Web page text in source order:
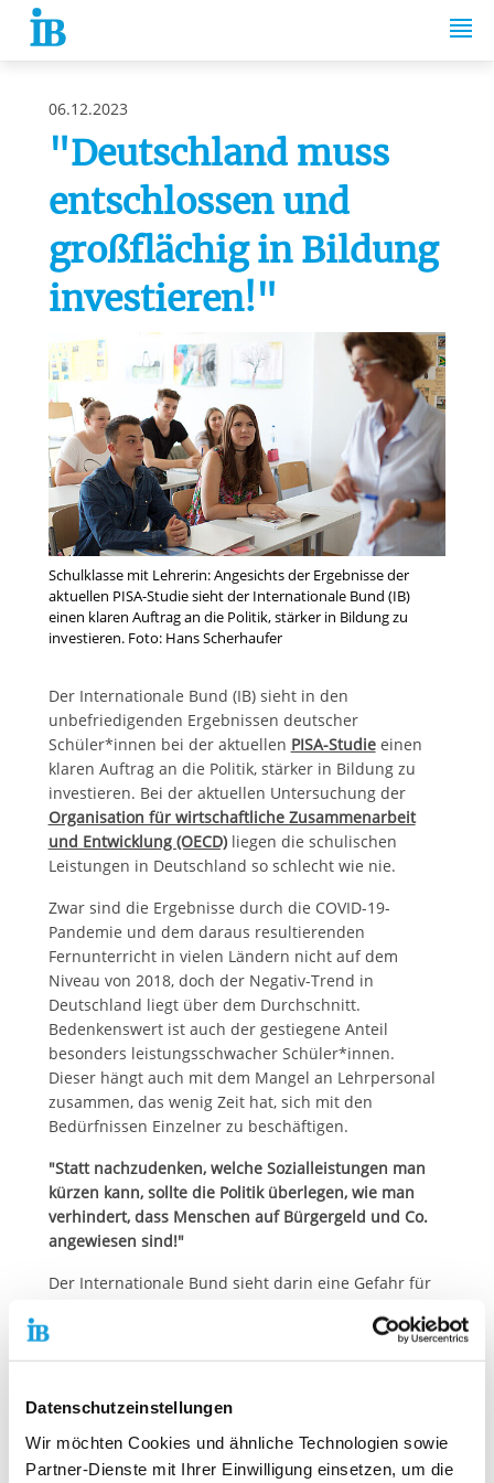
Datenschutzeinstellungen
Wir möchten Cookies und ähnliche Technologien sowie
Partner-Dienste mit Ihrer Einwilligung einsetzen, um die
Springe zum Inhalt
06.12.2023
"Deutschland muss
entschlossen und
großflächig in Bildung
investieren!"
Schulklasse mit Lehrerin: Angesichts der Ergebnisse der
aktuellen PISA-Studie sieht der Internationale Bund (IB)
einen klaren Auftrag an die Politik, stärker in Bildung zu
investieren. Foto: Hans Scherhaufer
Der Internationale Bund (IB) sieht in den
unbefriedigenden Ergebnissen deutscher
Schüler*innen bei der aktuellen PISA-Studieeinen
klaren Auftrag an die Politik, stärker in Bildung zu
investieren. Bei der aktuellen Untersuchung der
Organisation für wirtschaftliche Zusammenarbeit
und Entwicklung (OECD)liegen die schulischen
Leistungen in Deutschland so schlecht wie nie.
Zwar sind die Ergebnisse durch die COVID-19-
Pandemie und dem daraus resultierenden
Fernunterricht in vielen Ländern nicht auf dem
Niveau von 2018, doch der Negativ-Trend in
Deutschland liegt über dem Durchschnitt.
Bedenkenswert ist auch der gestiegene Anteil
besonders leistungsschwacher Schüler*innen.
Dieser hängt auch mit dem Mangel an Lehrpersonal
zusammen, das wenig Zeit hat, sich mit den
Bedürfnissen Einzelner zu beschäftigen.
"Statt nachzudenken, welche Sozialleistungen man
kürzen kann, sollte die Politik überlegen, wie man
verhindert, dass Menschen auf Bürgergeld und Co.
angewiesen sind!"
Der Internationale Bund sieht darin eine Gefahr für
Wirtschaftsstandort. Schließlich wird einer immer
größer werdenden Gruppe junger Menschen auf
beispielsweise in Form von besser bezahlter Arbeit.
Unternehmen, denen somit viele potenzielle
Fachkräfte verlorengehen.